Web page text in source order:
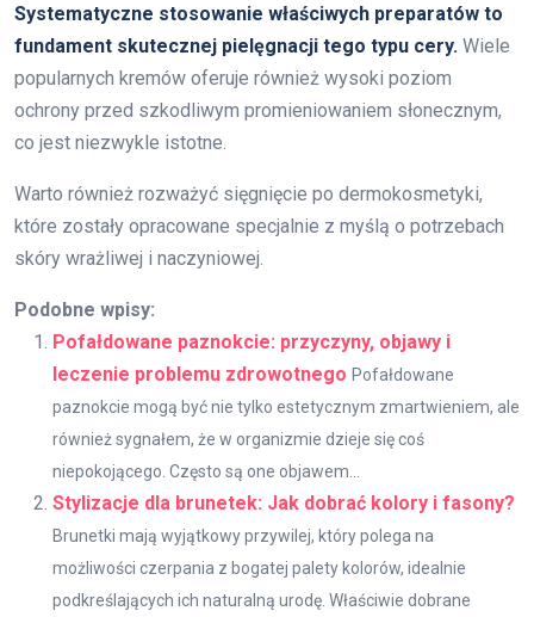
Systematyczne stosowanie właściwych preparatów to
fundament skutecznej pielęgnacji tego typu cery. Wiele
popularnych kremów oferuje również wysoki poziom
ochrony przed szkodliwym promieniowaniem słonecznym,
co jest niezwykle istotne.
Warto również rozważyć sięgnięcie po dermokosmetyki,
które zostały opracowane specjalnie z myślą o potrzebach
skóry wrażliwej i naczyniowej.
Podobne wpisy:
Pofałdowane paznokcie: przyczyny, objawy i
leczenie problemu zdrowotnego Pofałdowane
paznokcie mogą być nie tylko estetycznym zmartwieniem, ale
również sygnałem, że w organizmie dzieje się coś
niepokojącego. Często są one objawem...
Stylizacje dla brunetek: Jak dobrać kolory i fasony?
Brunetki mają wyjątkowy przywilej, który polega na
możliwości czerpania z bogatej palety kolorów, idealnie
podkreślających ich naturalną urodę. Właściwie dobrane